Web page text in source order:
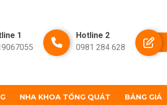
1
Hotline 2
0981 284 628
NHA KHOA TỔNG QUÁT BẢNG GIÁ